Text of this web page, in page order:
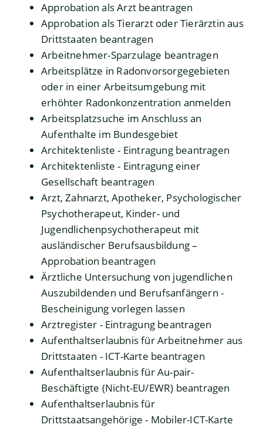
Approbation als Arzt beantragen
Approbation als Tierarzt oder Tierärztin aus
Drittstaaten beantragen
Arbeitnehmer-Sparzulage beantragen
Arbeitsplätze in Radonvorsorgegebieten
oder in einer Arbeitsumgebung mit
erhöhter Radonkonzentration anmelden
Arbeitsplatzsuche im Anschluss an
Aufenthalte im Bundesgebiet
Architektenliste - Eintragung beantragen
Architektenliste - Eintragung einer
Gesellschaft beantragen
Arzt, Zahnarzt, Apotheker, Psychologischer
Psychotherapeut, Kinder- und
Jugendlichenpsychotherapeut mit
ausländischer Berufsausbildung –
Approbation beantragen
Ärztliche Untersuchung von jugendlichen
Auszubildenden und Berufsanfängern -
Bescheinigung vorlegen lassen
Arztregister - Eintragung beantragen
Aufenthaltserlaubnis für Arbeitnehmer aus
Drittstaaten - ICT-Karte beantragen
Aufenthaltserlaubnis für Au-pair-
Beschäftigte (Nicht-EU/EWR) beantragen
Aufenthaltserlaubnis für
Drittstaatsangehörige - Mobiler-ICT-Karte